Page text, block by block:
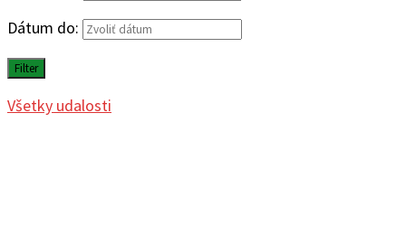
Dátum do:
Filter
Všetky udalosti